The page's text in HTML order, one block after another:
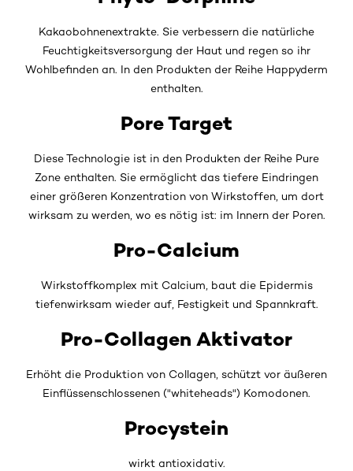
Kakaobohnenextrakte. Sie verbessern die natürliche
Feuchtigkeitsversorgung der Haut und regen so ihr
Wohlbefinden an. In den Produkten der Reihe Happyderm
enthalten.
Pore Target
Diese Technologie ist in den Produkten der Reihe Pure
Zone enthalten. Sie ermöglicht das tiefere Eindringen
einer größeren Konzentration von Wirkstoffen, um dort
wirksam zu werden, wo es nötig ist: im Innern der Poren.
Pro-Calcium
Wirkstoffkomplex mit Calcium, baut die Epidermis
tiefenwirksam wieder auf, Festigkeit und Spannkraft.
Pro-Collagen Aktivator
Erhöht die Produktion von Collagen, schützt vor äußeren
Einflüssenschlossenen ("whiteheads") Komodonen.
Procystein
wirkt antioxidativ.